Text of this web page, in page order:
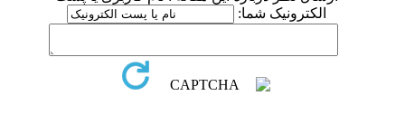
الکترونیک شما: